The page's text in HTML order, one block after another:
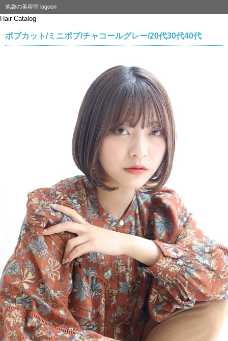
池袋の美容室 lagoon
Hair Catalog
ボブカット/ミニボブ/チャコールグレー/20代30代40代